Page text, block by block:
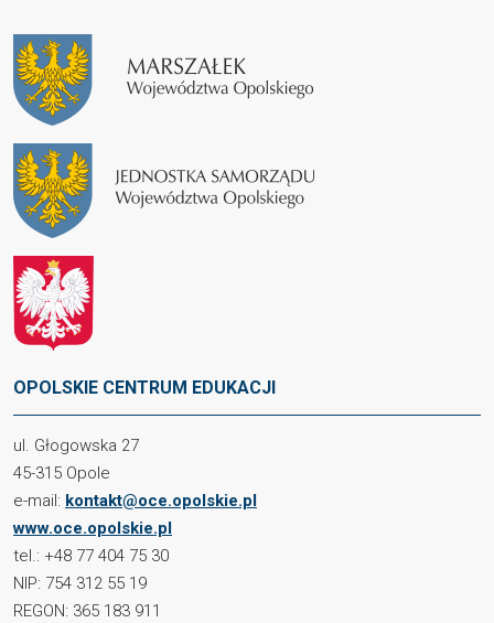
OPOLSKIE CENTRUM EDUKACJI
ul. Głogowska 27
45-315 Opole
e-mail: kontakt@oce.opolskie.pl
www.oce.opolskie.pl
tel.: +48 77 404 75 30
NIP: 754 312 55 19
REGON: 365 183 911